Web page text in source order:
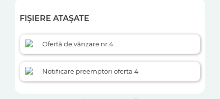
FIȘIERE ATAȘATE
Ofertă de vânzare nr.4
Notificare preemptori oferta 4